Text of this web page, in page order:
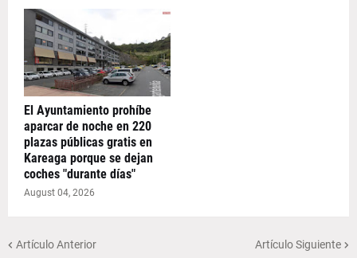
El Ayuntamiento prohíbe
aparcar de noche en 220
plazas públicas gratis en
Kareaga porque se dejan
coches "durante días"
August 04, 2026
Artículo Anterior Artículo Siguiente